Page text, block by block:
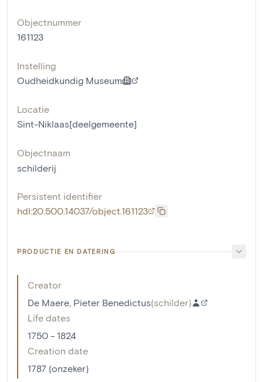
Objectnummer
161123
Instelling
Oudheidkundig Museum
Locatie
Sint-Niklaas[deelgemeente]
Objectnaam
schilderij
Persistent identifier
hdl:20.500.14037/object.161123
PRODUCTIE EN DATERING
Creator
De Maere, Pieter Benedictus(schilder)
Life dates
1750 - 1824
Creation date
1787 (onzeker)